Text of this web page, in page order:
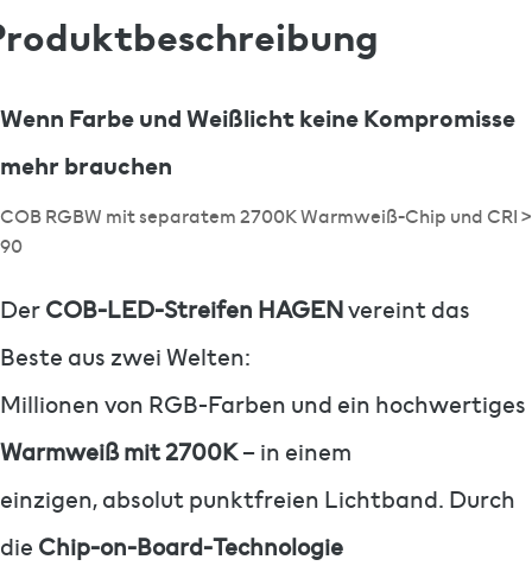
Wenn Farbe und Weißlicht keine Kompromisse
mehr brauchen
COB RGBW mit separatem 2700K Warmweiß-Chip und CRI >
90
DerCOB-LED-Streifen HAGENvereint das
Beste aus zwei Welten:
Millionen von RGB-Farben und ein hochwertiges
Warmweiß mit 2700K– in einem
einzigen, absolut punktfreien Lichtband. Durch
die Chip-on-Board-Technologie